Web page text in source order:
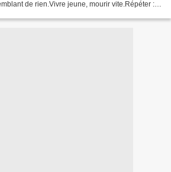
de rien.Vivre jeune, mourir vite.Répéter :